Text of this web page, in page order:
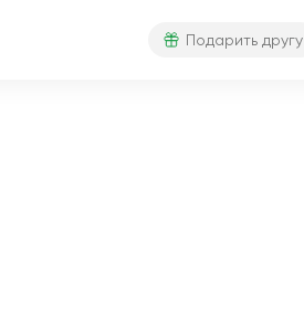
Подарить другу